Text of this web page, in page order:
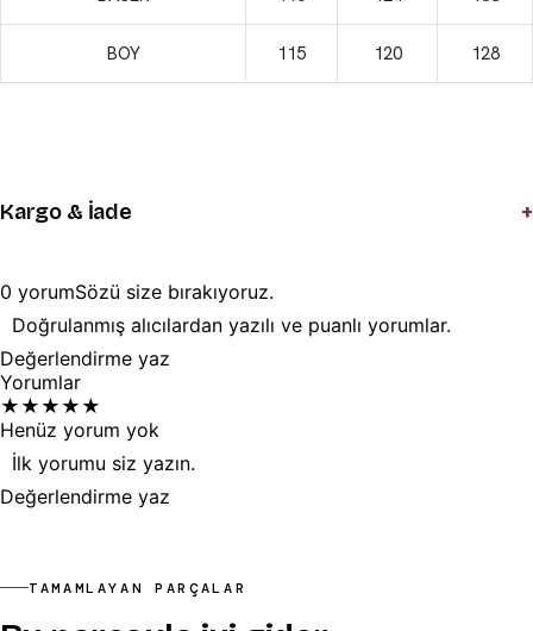
BOY 115 120 128
Kargo & İade +
0 yorumSözü size bırakıyoruz.
Doğrulanmış alıcılardan yazılı ve puanlı yorumlar.
Değerlendirme yaz
Yorumlar
★★★★ ★
Henüz yorum yok
İlk yorumu siz yazın.
Değerlendirme yaz